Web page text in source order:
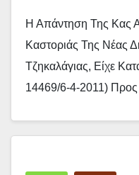
Η Απάντηση Της Κας
Καστοριάς Της Νέας
Τζηκαλάγιας, Είχε
14469/6-4-2011) Προς